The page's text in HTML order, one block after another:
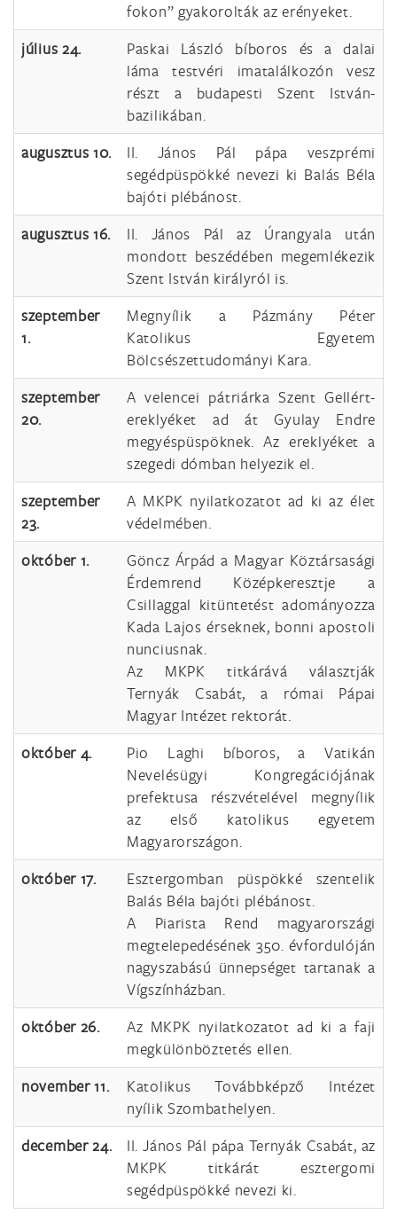
fokon” gyakorolták az erényeket.
július 24.
Paskai László bíboros és a dalai
láma testvéri imatalálkozón vesz
részt a budapesti Szent István-
bazilikában.
augusztus 10.
II. János Pál pápa veszprémi
segédpüspökké nevezi ki Balás Béla
bajóti plébánost.
augusztus 16.
II. János Pál az Úrangyala után
mondott beszédében megemlékezik
Szent István királyról is.
szeptember
1.
Megnyílik a Pázmány Péter
Katolikus Egyetem
Bölcsészettudományi Kara.
szeptember
20.
A velencei pátriárka Szent Gellért-
ereklyéket ad át Gyulay Endre
megyéspüspöknek. Az ereklyéket a
szegedi dómban helyezik el.
szeptember
23.
A MKPK nyilatkozatot ad ki az élet
védelmében.
október 1.
Göncz Árpád a Magyar Köztársasági
Érdemrend Középkeresztje a
Csillaggal kitüntetést adományozza
Kada Lajos érseknek, bonni apostoli
nunciusnak.
Az MKPK titkárává választják
Ternyák Csabát, a római Pápai
Magyar Intézet rektorát.
október 4.
Pio Laghi bíboros, a Vatikán
Nevelésügyi Kongregációjának
prefektusa részvételével megnyílik
az első katolikus egyetem
Magyarországon.
október 17.
Esztergomban püspökké szentelik
Balás Béla bajóti plébánost.
A Piarista Rend magyarországi
megtelepedésének 350. évfordulóján
nagyszabású ünnepséget tartanak a
Vígszínházban.
október 26.
Az MKPK nyilatkozatot ad ki a faji
megkülönböztetés ellen.
november 11.
Katolikus Továbbképző Intézet
nyílik Szombathelyen.
december 24.
II. János Pál pápa Ternyák Csabát, az
MKPK titkárát esztergomi
segédpüspökké nevezi ki.